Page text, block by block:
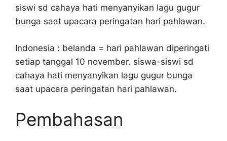
siswi sd cahaya hati menyanyikan lagu gugur
bunga saat upacara peringatan hari pahlawan.
Indonesia : belanda = hari pahlawan diperingati
setiap tanggal 10 november. siswa-siswi sd
cahaya hati menyanyikan lagu gugur bunga
saat upacara peringatan hari pahlawan.
Pembahasan